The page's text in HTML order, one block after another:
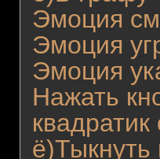
Эмоция
Эмоция
Эмоция
Нажать